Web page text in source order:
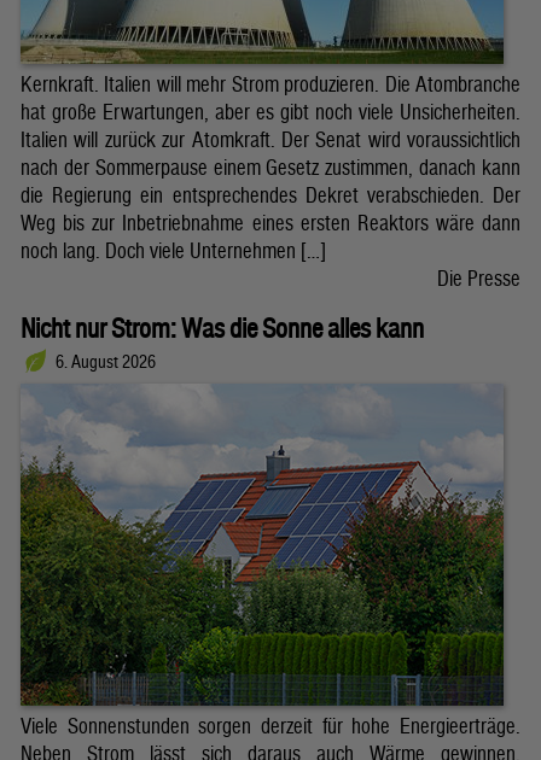
Kernkraft. Italien will mehr Strom produzieren. Die Atombranche
hat große Erwartungen, aber es gibt noch viele Unsicherheiten.
Italien will zurück zur Atomkraft. Der Senat wird voraussichtlich
nach der Sommerpause einem Gesetz zustimmen, danach kann
die Regierung ein entsprechendes Dekret verabschieden. Der
Weg bis zur Inbetriebnahme eines ersten Reaktors wäre dann
noch lang. Doch viele Unternehmen […]
Die Presse
Nicht nur Strom: Was die Sonne alles kann
6. August 2026
Viele Sonnenstunden sorgen derzeit für hohe Energieerträge.
Neben Strom lässt sich daraus auch Wärme gewinnen.